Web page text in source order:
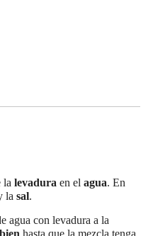
la levadura en el agua. En
la sal.
agua con levadura a la